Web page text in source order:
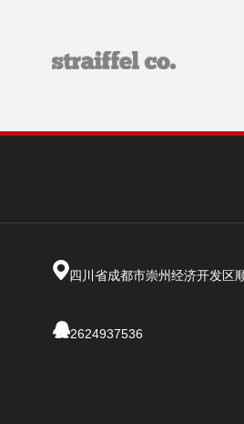
四川省成都市崇州经济开发区
2624937536